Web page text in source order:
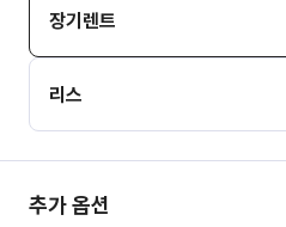
장기렌트
리스
추가 옵션